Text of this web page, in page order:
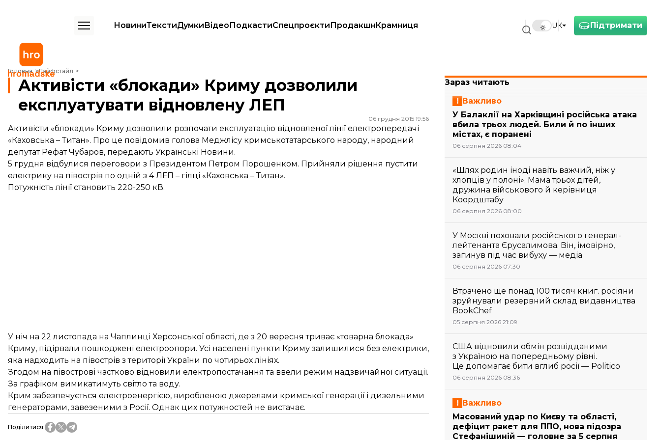
Підтримати
UK
НовиниТекстиДумкиВідеоПодкастиСпецпроєктиПродакшнКрамниця
Головна Лайфстайл
Активісти «блокади» Криму дозволили експлуатувати відновлену ЛЕП
Активісти «блокади» Криму дозволили
експлуатувати відновлену ЛЕП
06 грудня 2015 19:56
Активісти «блокади» Криму дозволили розпочати експлуатацію відновленої лінії електропередачі
«Каховська – Титан». Про це повідомив голова Меджлісу кримськотатарського народу, народний
депутат Рефат Чубаров, передають Українські Новини.
5 грудня відбулися переговори з Президентом Петром Порошенком. Прийняли рішення пустити
електрику на півострів по одній з 4 ЛЕП – гілці «Каховська – Титан».
Потужність лінії становить 220-250 кВ.
У ніч на 22 листопада на Чаплинці Херсонської області, де з 20 вересня триває «товарна блокада»
Криму, підірвали пошкоджені електроопори. Усі населені пункти Криму залишилися без електрики,
яка надходить на півострів з території України по чотирьох лініях.
Згодом на півострові частково відновили електропостачання та ввели режим надзвичайної ситуації.
За графіком вимикатимуть світло та воду.
Крим забезпечується електроенергією, виробленою джерелами кримської генерації і дизельними
генераторами, завезеними з Росії. Однак цих потужностей не вистачає.
Поділитися:
Зараз читають
Важливо
У Балаклії на Харківщині російська атака
вбила трьох людей. Били й по інших
містах, є поранені
06 серпня 2026 08:04
«Шлях родин іноді навіть важчий, ніж у
хлопців у полоні». Мама трьох дітей,
дружина військового й керівниця
Коордштабу
06 серпня 2026 08:00
У Москві поховали російського генерал-
лейтенанта Єрусалимова. Він, імовірно,
загинув під час вибуху — медіа
06 серпня 2026 07:30
Втрачено ще понад 100 тисяч книг. росіяни
зруйнували резервний склад видавництва
BookChef
05 серпня 2026 21:09
США відновили обмін розвідданими
з Україною на попередньому рівні.
Це допомагає бити вглиб росії — Politico
06 серпня 2026 08:36
Важливо
Масований удар по Києву та області,
дефіцит ракет для ППО, нова підозра
Стефанішиній — головне за 5 серпня